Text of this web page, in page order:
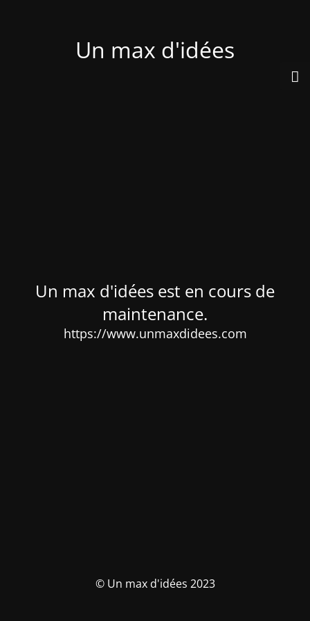
Un max d'idées
Un max d'idées est en cours de
maintenance.
https://www.unmaxdidees.com
© Un max d'idées 2023